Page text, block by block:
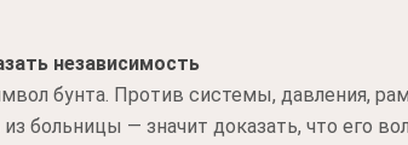
независимость
бунта. Против системы, давления,
больницы — значит доказать, что его